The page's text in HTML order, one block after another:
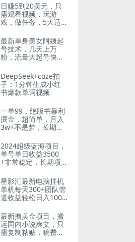
日赚5到20美元，只
需观看视频，玩游
戏，做任务，5大适
最新单身美女阿姨起
号技术，几天上万
粉，流量大起号快，
DeepSeek+coze扣
子：1分钟生成小红
书爆款单词视频
一单99，绝版书暴利
掘金，超简单，月入
3w+不是梦，长期靠
2024超级蓝海项目，
单号单日收益3500
+非常稳定，长期项
星影汇最新电脑挂机
单机每天300+团队管
道收益轻松日入1000
最新撸美金项目，搬
运国内小说爽文，只
需复制粘贴，稿费月